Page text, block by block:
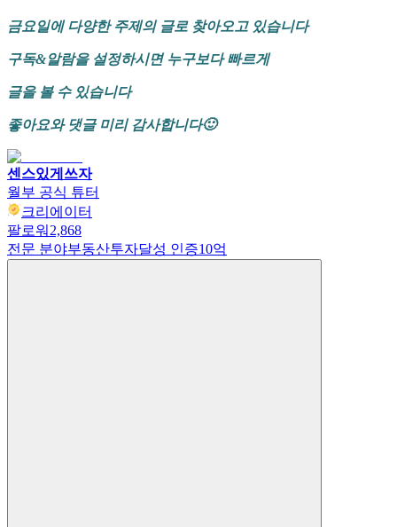
금요일에 다양한 주제의 글로 찾아오고 있습니다
구독&알람을 설정하시면 누구보다 빠르게
글을 볼 수 있습니다
좋아요와 댓글 미리 감사합니다🙂
센스있게쓰자
월부 공식 튜터
크리에이터
팔로워 2,868
전문 분야부동산투자달성 인증10억